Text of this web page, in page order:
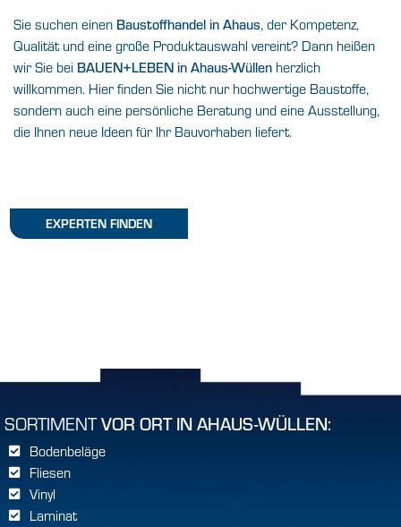
Sie suchen einen Baustoffhandel in Ahaus, der Kompetenz,
Qualität und eine große Produktauswahl vereint? Dann heißen
wir Sie bei BAUEN+LEBEN in Ahaus-Wüllen herzlich
willkommen. Hier finden Sie nicht nur hochwertige Baustoffe,
sondern auch eine persönliche Beratung und eine Ausstellung,
die Ihnen neue Ideen für Ihr Bauvorhaben liefert.
EXPERTEN FINDEN
SORTIMENTVOR ORT IN AHAUS-WÜLLEN:
Bodenbeläge
Fliesen
Vinyl
Laminat